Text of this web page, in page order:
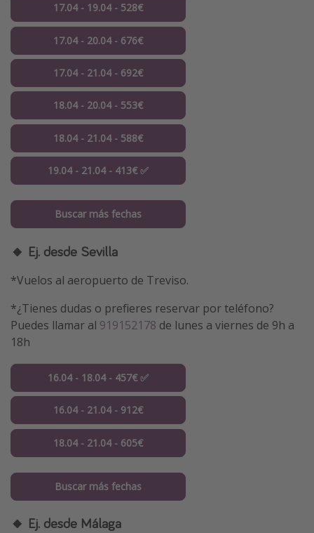
17.04 - 19.04 - 528€
17.04 - 20.04 - 676€
17.04 - 21.04 - 692€
18.04 - 20.04 - 553€
18.04 - 21.04 - 588€
19.04 - 21.04 - 413€ ✅
Buscar más fechas
🔸 Ej. desde Sevilla
*Vuelos al aeropuerto de Treviso.
*¿Tienes dudas o prefieres reservar por teléfono?
Puedes llamar al 919152178 de lunes a viernes de 9h a
18h
16.04 - 18.04 - 457€ ✅
16.04 - 21.04 - 912€
18.04 - 21.04 - 605€
Buscar más fechas
🔸 Ej. desde Málaga